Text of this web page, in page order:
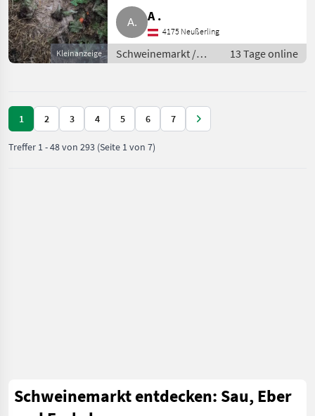
Kleinanzeige
für immer Residenz. Tiere sind
amtlich gemeldet. Unsere
Mikroschweinchen sind ca. 35 c
A .
4175 Neußerling
Schweinemarkt /
Schweinemarkt
13 Tage online
1 2 3 4 5 6 7
Treffer 1-48von 293 (Seite 1 von 7)
Schweinemarkt entdecken: Sau, Eber